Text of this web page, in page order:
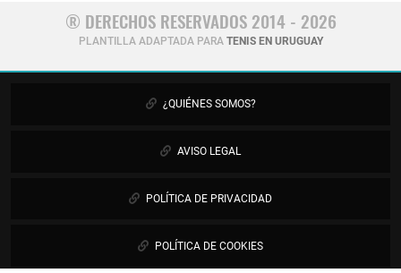
® DERECHOS RESERVADOS 2014 - 2026
PLANTILLA ADAPTADA PARA TENIS EN URUGUAY
¿QUIÉNES SOMOS?
AVISO LEGAL
POLÍTICA DE PRIVACIDAD
POLÍTICA DE COOKIES